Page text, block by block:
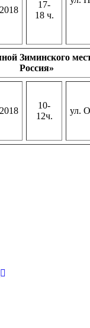
17-
18 ч.
Зиминского
Россия»
10-
12ч.
ул.